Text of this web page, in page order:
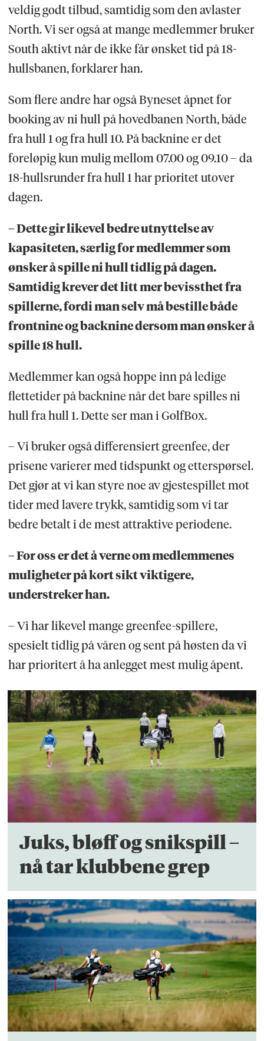
veldig godt tilbud, samtidig som den avlaster
North. Vi ser også at mange medlemmer bruker
South aktivt når de ikke får ønsket tid på 18-
hullsbanen, forklarer han.
Som flere andre har også Byneset åpnet for
booking av ni hull på hovedbanen North, både
fra hull 1 og fra hull 10. På backnine er det
foreløpig kun mulig mellom 07.00 og 09.10 – da
18-hullsrunder fra hull 1 har prioritet utover
dagen.
– Dette gir likevel bedre utnyttelse av
kapasiteten, særlig for medlemmer som
ønsker å spille ni hull tidlig på dagen.
Samtidig krever det litt mer bevissthet fra
spillerne, fordi man selv må bestille både
frontnine og backnine dersom man ønsker å
spille 18 hull.
Medlemmer kan også hoppe inn på ledige
flettetider på backnine når det bare spilles ni
hull fra hull 1. Dette ser man i GolfBox.
– Vi bruker også differensiert greenfee, der
prisene varierer med tidspunkt og etterspørsel.
Det gjør at vi kan styre noe av gjestespillet mot
tider med lavere trykk, samtidig som vi tar
bedre betalt i de mest attraktive periodene.
– For oss er det å verne om medlemmenes
muligheter på kort sikt viktigere,
understreker han.
– Vi har likevel mange greenfee-spillere,
spesielt tidlig på våren og sent på høsten da vi
har prioritert å ha anlegget mest mulig åpent.
Juks, bløff og snikspill –
nå tar klubbene grep